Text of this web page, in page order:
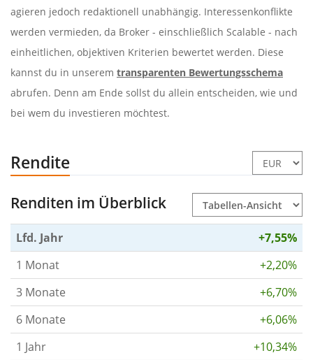
agieren jedoch redaktionell unabhängig. Interessenkonflikte
werden vermieden, da Broker - einschließlich Scalable - nach
einheitlichen, objektiven Kriterien bewertet werden. Diese
kannst du in unserem transparenten Bewertungsschema
abrufen. Denn am Ende sollst du allein entscheiden, wie und
bei wem du investieren möchtest.
Rendite
Renditen im Überblick
Lfd. Jahr
+7,55%
1 Monat
+2,20%
3 Monate
+6,70%
6 Monate
+6,06%
1 Jahr
+10,34%